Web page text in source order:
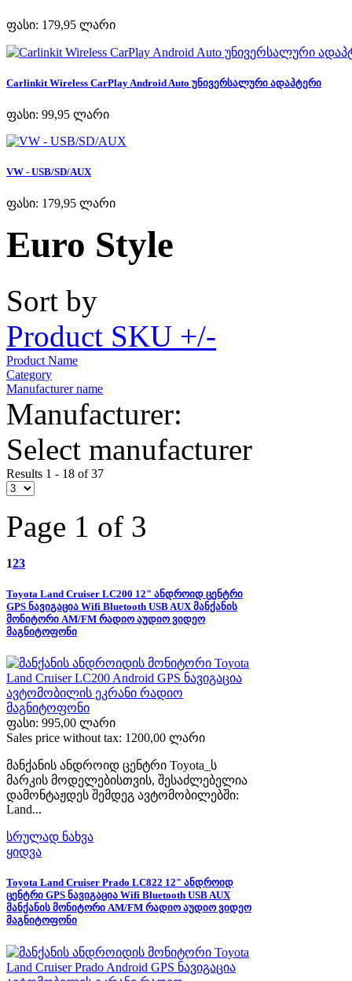
ფასი: 179,95 ლარი
Carlinkit Wireless CarPlay Android Auto უნივერსალური ადაპტერი
ფასი: 99,95 ლარი
VW - USB/SD/AUX
ფასი: 179,95 ლარი
Euro Style
Sort by
Product SKU +/-
Product Name
Category
Manufacturer name
Manufacturer:
Select manufacturer
Results 1 - 18 of 37
Page 1 of 3
123
Toyota Land Cruiser LC200 12" ანდროიდ ცენტრი
GPS ნავიგაცია Wifi Bluetooth USB AUX მანქანის
მონიტორი AM/FM რადიო აუდიო ვიდეო
მაგნიტოფონი
ფასი: 995,00 ლარი
Sales price without tax: 1200,00 ლარი
მანქანის ანდროიდ ცენტრი Toyota_ს
მარკის მოდელებისთვის, შესაძლებელია
დამონტაჟდეს შემდეგ ავტომობილებში:
Land...
სრულად ნახვა
ყიდვა
Toyota Land Cruiser Prado LC822 12" ანდროიდ
ცენტრი GPS ნავიგაცია Wifi Bluetooth USB AUX
მანქანის მონიტორი AM/FM რადიო აუდიო ვიდეო
მაგნიტოფონი